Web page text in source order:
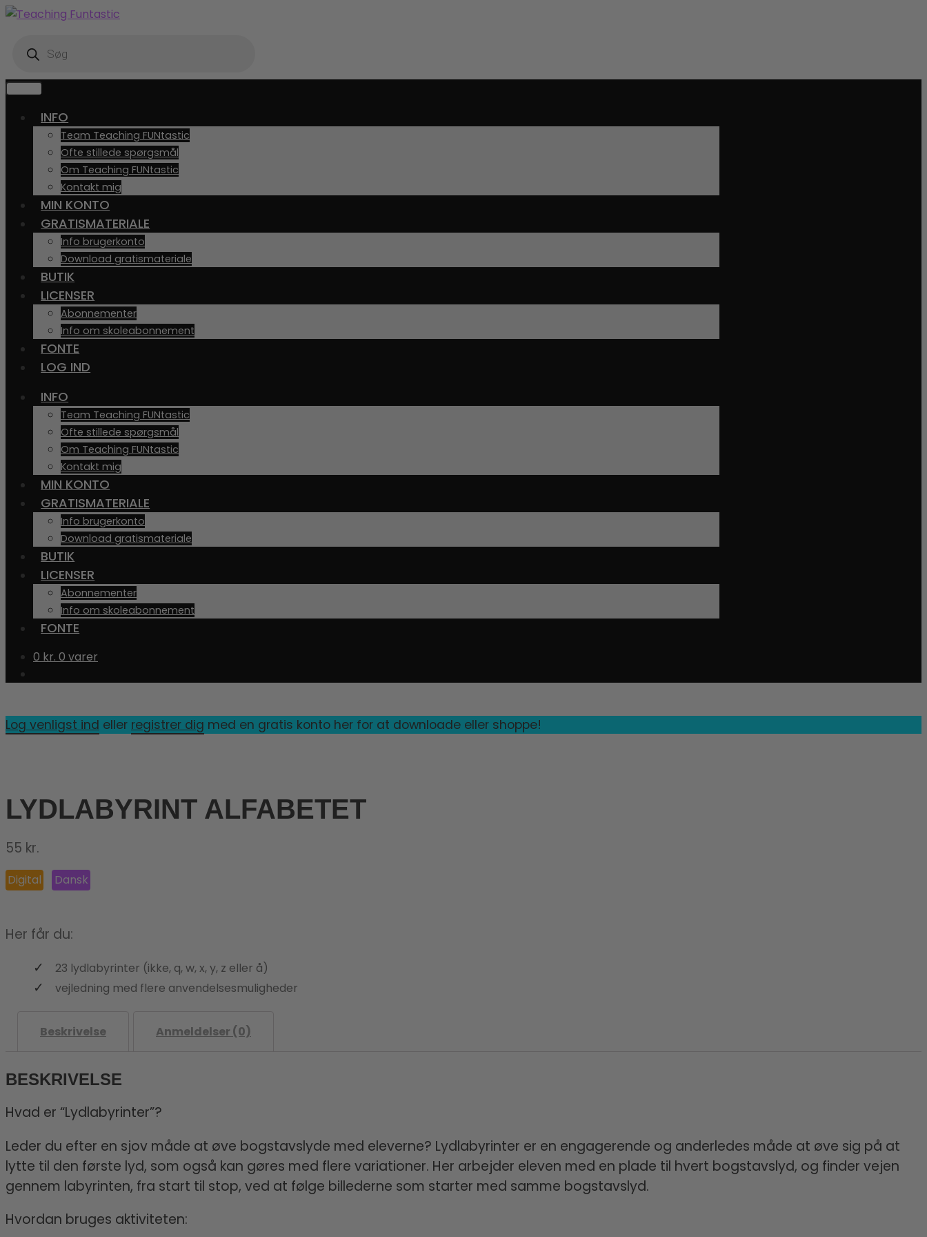
Spring
navigation
Spring
indhold
search
INFO
Team Teaching FUNtastic
Ofte stillede spørgsmål
Om Teaching FUNtastic
Kontakt mig
MIN KONTO
GRATISMATERIALE
Info brugerkonto
Download gratismateriale
BUTIK
LICENSER
Abonnementer
Info om skoleabonnement
FONTE
LOG IND
INFO
Team Teaching FUNtastic
Ofte stillede spørgsmål
Om Teaching FUNtastic
Kontakt mig
MIN KONTO
GRATISMATERIALE
Info brugerkonto
Download gratismateriale
BUTIK
LICENSER
Abonnementer
Info om skoleabonnement
FONTE
0 kr. 0 varer
Log venligst ind eller registrer dig med en gratis konto her for at downloade eller shoppe!
LYDLABYRINT ALFABETET
55 kr.
Digital Dansk
Her får du:
23 lydlabyrinter (ikke, q, w, x, y, z eller å)
vejledning med flere anvendelsesmuligheder
Beskrivelse Anmeldelser (0)
BESKRIVELSE
Hvad er “Lydlabyrinter”?
Leder du efter en sjov måde at øve bogstavslyde med eleverne? Lydlabyrinter er en engagerende og anderledes måde at øve sig på at
lytte til den første lyd, som også kan gøres med flere variationer. Her arbejder eleven med en plade til hvert bogstavslyd, og finder vejen
gennem labyrinten, fra start til stop, ved at følge billederne som starter med samme bogstavslyd.
Hvordan bruges aktiviteten: